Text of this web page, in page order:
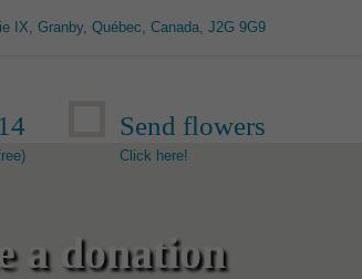
IX, Granby, Québec, Canada, J2G 9G9
Send flowers
Click here!
a donation